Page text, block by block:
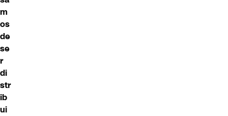
m
os
de
se
r
di
str
ib
ui